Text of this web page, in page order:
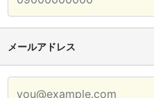
メールアドレス